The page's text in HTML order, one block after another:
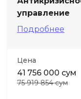
управление
Подробнее
Цена
41 756 000 сум
75 919 854 сум